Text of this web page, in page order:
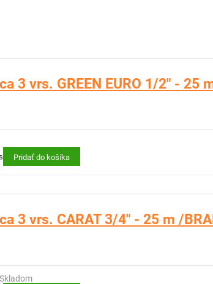
3 vrs. GREEN EURO 1/2" - 25
Pridať do košíka
3 vrs. CARAT 3/4" - 25 m /
Skladom